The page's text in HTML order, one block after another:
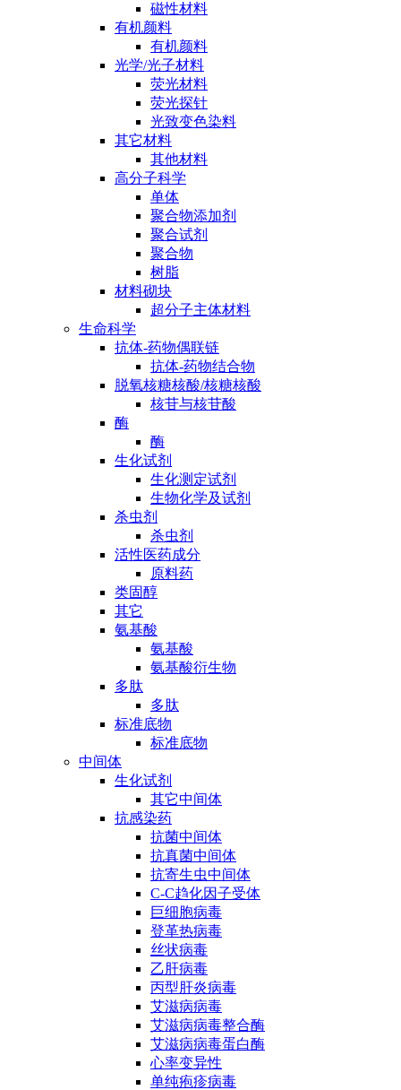
磁性材料
有机颜料
有机颜料
光学/光子材料
荧光材料
荧光探针
光致变色染料
其它材料
其他材料
高分子科学
单体
聚合物添加剂
聚合试剂
聚合物
树脂
材料砌块
超分子主体材料
生命科学
抗体-药物偶联链
抗体-药物结合物
脱氧核糖核酸/核糖核酸
核苷与核苷酸
酶
酶
生化试剂
生化测定试剂
生物化学及试剂
杀虫剂
杀虫剂
活性医药成分
原料药
类固醇
其它
氨基酸
氨基酸
氨基酸衍生物
多肽
多肽
标准底物
标准底物
中间体
生化试剂
其它中间体
抗感染药
抗菌中间体
抗真菌中间体
抗寄生虫中间体
C-C趋化因子受体
巨细胞病毒
登革热病毒
丝状病毒
乙肝病毒
丙型肝炎病毒
艾滋病病毒
艾滋病病毒整合酶
艾滋病病毒蛋白酶
心率变异性
单纯疱疹病毒